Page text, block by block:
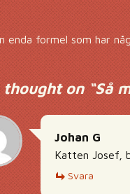
enda formel som har
thought on “Så
Johan G
Katten Josef,
Svara